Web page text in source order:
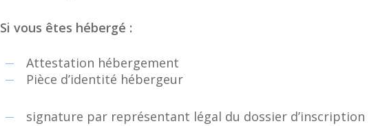
Si vous êtes hébergé :
Attestation hébergement
Pièce d’identité hébergeur
signature par représentant légal du dossier d’inscription